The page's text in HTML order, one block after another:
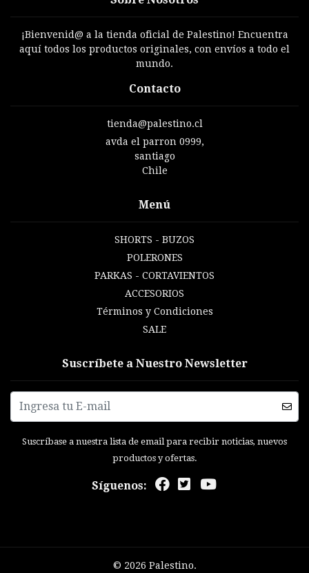
¡Bienvenid@ a la tienda oficial de Palestino! Encuentra
aquí todos los productos originales, con envíos a todo el
mundo.
Contacto
tienda@palestino.cl
avda el parron 0999,
santiago
Chile
Menú
SHORTS - BUZOS
POLERONES
PARKAS - CORTAVIENTOS
ACCESORIOS
Términos y Condiciones
SALE
Suscríbete a Nuestro Newsletter
Suscríbase a nuestra lista de email para recibir noticias, nuevos
productos y ofertas.
Síguenos:
© 2026 Palestino.